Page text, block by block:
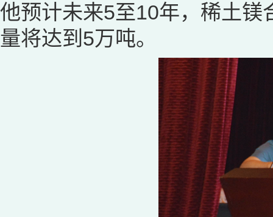
他预计未来5至10年，稀土
量将达到5万吨。